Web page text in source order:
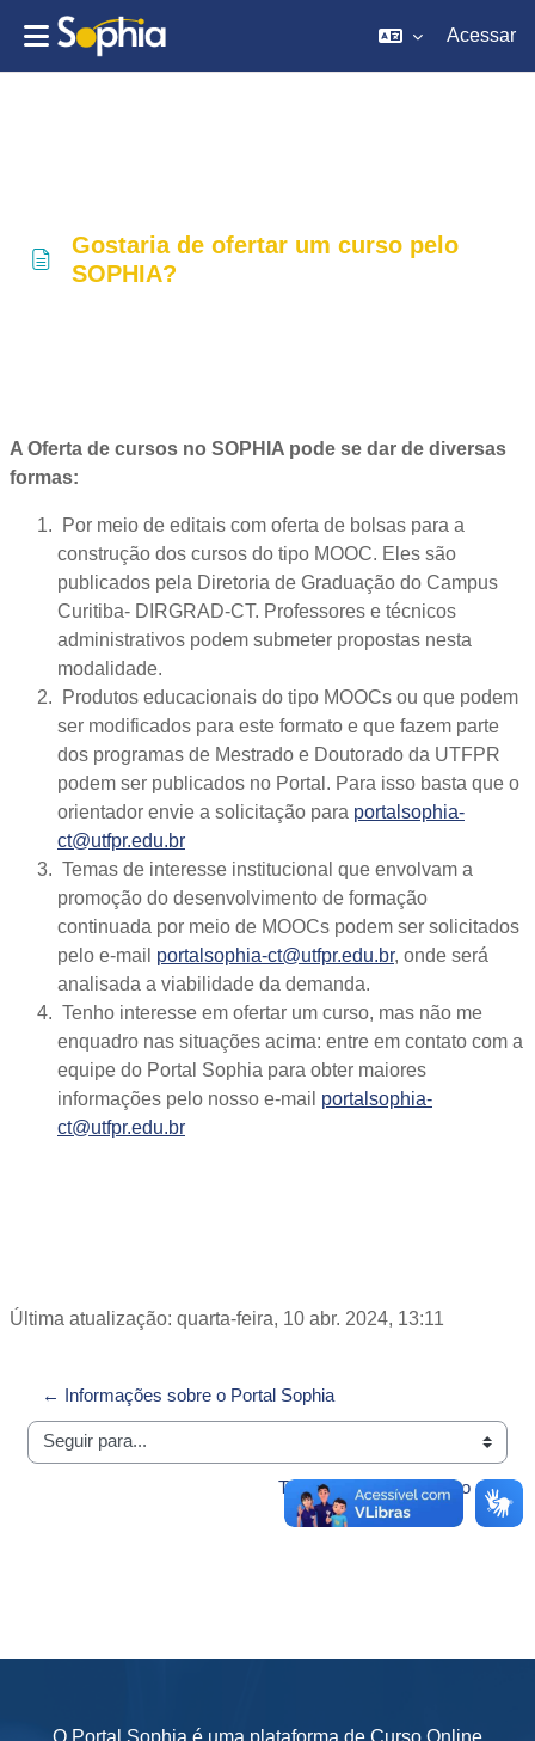
Acessar
Gostaria de ofertar um curso pelo
SOPHIA?
A Oferta de cursos no SOPHIA pode se dar de diversas
formas:
Por meio de editais com oferta de bolsas para a
construção dos cursos do tipo MOOC. Eles são
publicados pela Diretoria de Graduação do Campus
Curitiba- DIRGRAD-CT. Professores e técnicos
administrativos podem submeter propostas nesta
modalidade.
Produtos educacionais do tipo MOOCs ou que podem
ser modificados para este formato e que fazem parte
dos programas de Mestrado e Doutorado da UTFPR
podem ser publicados no Portal. Para isso basta que o
orientador envie a solicitação para portalsophia-
ct@utfpr.edu.br
Temas de interesse institucional que envolvam a
promoção do desenvolvimento de formação
continuada por meio de MOOCs podem ser solicitados
pelo e-mail portalsophia-ct@utfpr.edu.br, onde será
analisada a viabilidade da demanda.
Tenho interesse em ofertar um curso, mas não me
enquadro nas situações acima: entre em contato com a
equipe do Portal Sophia para obter maiores
informações pelo nosso e-mail portalsophia-
ct@utfpr.edu.br
Última atualização: quarta-feira, 10 abr. 2024, 13:11
← Informações sobre o Portal Sophia
Seguir para...
Termo de uso de serviço →
O Portal Sophia é uma plataforma de Curso Online